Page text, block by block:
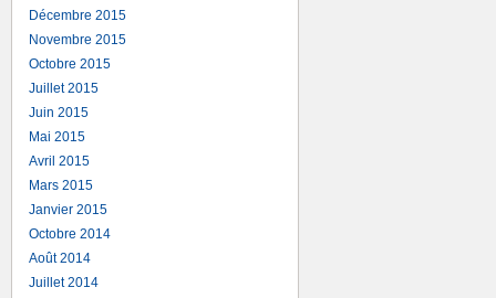
Décembre 2015
Novembre 2015
Octobre 2015
Juillet 2015
Juin 2015
Mai 2015
Avril 2015
Mars 2015
Janvier 2015
Octobre 2014
Août 2014
Juillet 2014